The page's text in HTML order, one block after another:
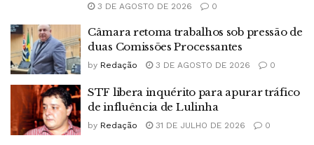
3 DE AGOSTO DE 2026
0
Câmara retoma trabalhos sob pressão de
duas Comissões Processantes
by Redação 3 DE AGOSTO DE 2026 0
STF libera inquérito para apurar tráfico
de influência de Lulinha
by Redação 31 DE JULHO DE 2026 0